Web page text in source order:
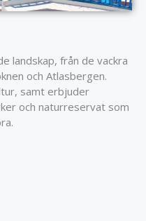
landskap, från de vackra
och Atlasbergen.
samt erbjuder
och naturreservat som